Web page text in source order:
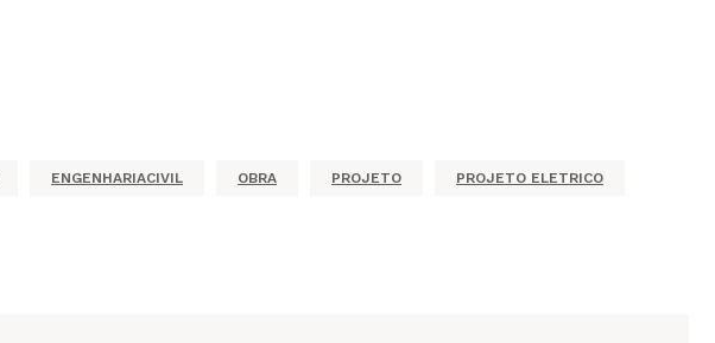
ENGENHARIACIVIL OBRA PROJETO PROJETO ELETRICO